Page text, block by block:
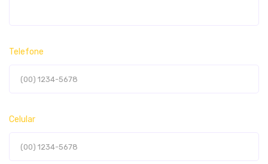
Telefone
Celular